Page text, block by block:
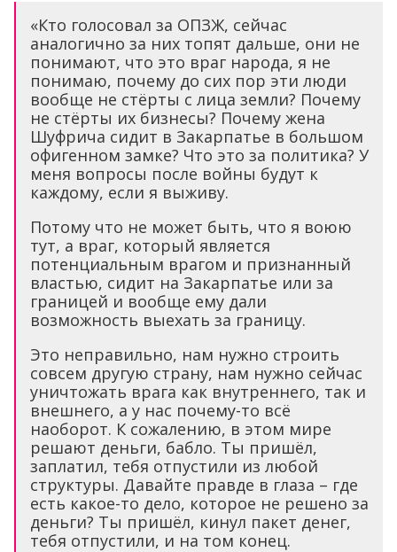
«Кто голосовал за ОПЗЖ, сейчас
аналогично за них топят дальше, они не
понимают, что это враг народа, я не
понимаю, почему до сих пор эти люди
вообще не стёрты с лица земли? Почему
не стёрты их бизнесы? Почему жена
Шуфрича сидит в Закарпатье в большом
офигенном замке? Что это за политика? У
меня вопросы после войны будут к
каждому, если я выживу.
Потому что не может быть, что я воюю
тут, а враг, который является
потенциальным врагом и признанный
властью, сидит на Закарпатье или за
границей и вообще ему дали
возможность выехать за границу.
Это неправильно, нам нужно строить
совсем другую страну, нам нужно сейчас
уничтожать врага как внутреннего, так и
внешнего, а у нас почему-то всё
наоборот. К сожалению, в этом мире
решают деньги, бабло. Ты пришёл,
заплатил, тебя отпустили из любой
структуры. Давайте правде в глаза – где
есть какое-то дело, которое не решено за
деньги? Ты пришёл, кинул пакет денег,
тебя отпустили, и на том конец.